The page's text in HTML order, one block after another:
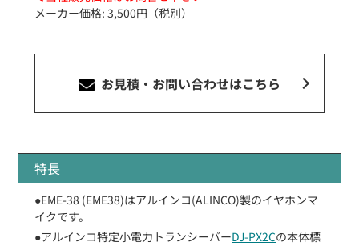
メーカー価格: 3,500円（税別）
お見積・お問い合わせはこちら
特長
●EME-38 (EME38)はアルインコ(ALINCO)製のイヤホンマ
イクです。
●アルインコ特定小電力トランシーバーDJ-PX2Cの本体標